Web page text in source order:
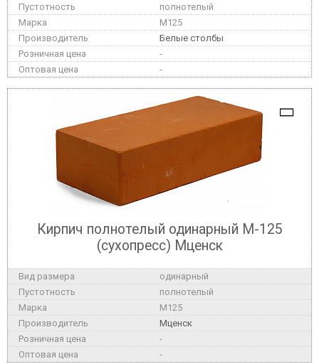
полнотелый
M125
Белые столбы
-
-
Кирпич полнотелый одинарный М-125
(сухопресс) Мценск
одинарный
полнотелый
M125
Мценск
-
-